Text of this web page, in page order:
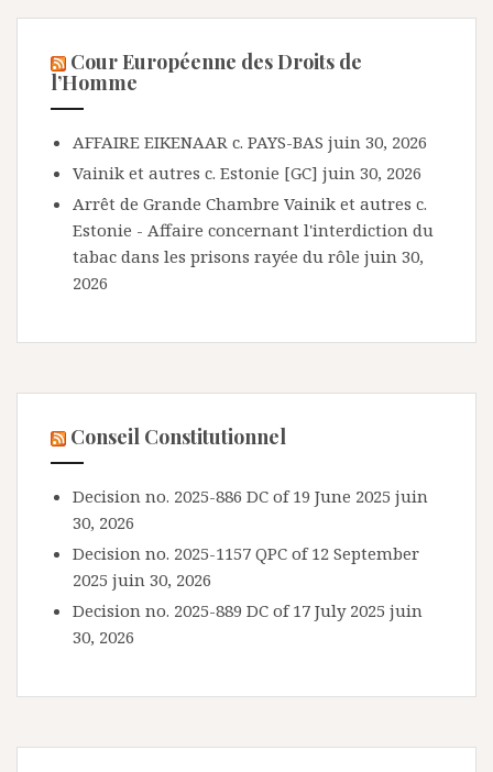
Cour Européenne des Droits de
l’Homme
AFFAIRE EIKENAAR c. PAYS-BAS juin 30, 2026
Vainik et autres c. Estonie [GC] juin 30, 2026
Arrêt de Grande Chambre Vainik et autres c.
Estonie - Affaire concernant l'interdiction du
tabac dans les prisons rayée du rôle juin 30,
2026
Conseil Constitutionnel
Decision no. 2025-886 DC of 19 June 2025 juin
30, 2026
Decision no. 2025-1157 QPC of 12 September
2025 juin 30, 2026
Decision no. 2025-889 DC of 17 July 2025 juin
30, 2026